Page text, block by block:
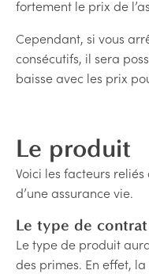
fortement le prix de
Cependant, si vous
consécutifs, il sera
baisse avec les prix
Le produit
Voici les facteurs
d’une assurance vie.
Le type de contrat
Le type de produit
des primes. En effet,